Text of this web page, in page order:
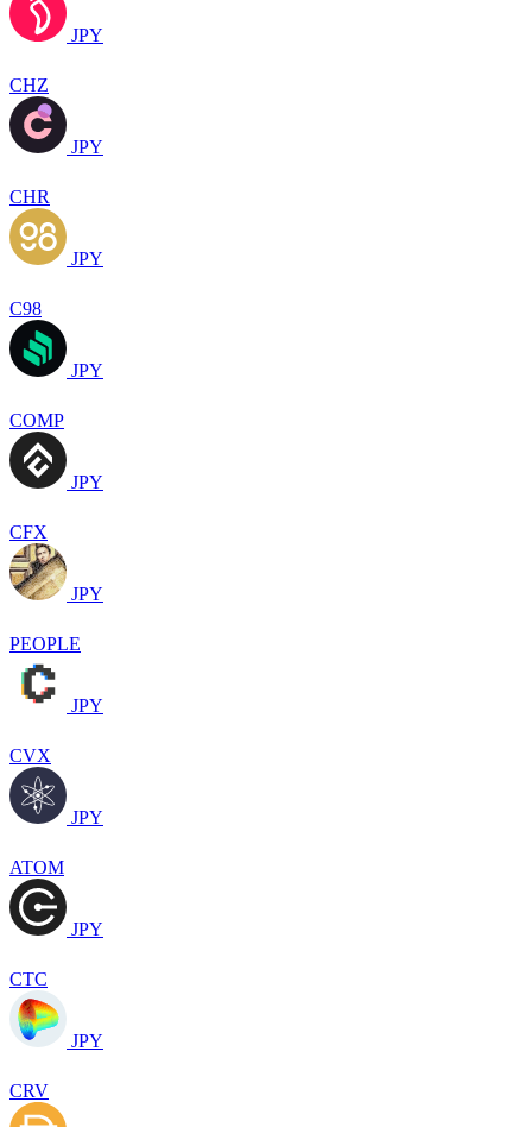
JPY
CHZ
JPY
CHR
JPY
C98
JPY
COMP
JPY
CFX
JPY
PEOPLE
JPY
CVX
JPY
ATOM
JPY
CTC
JPY
CRV